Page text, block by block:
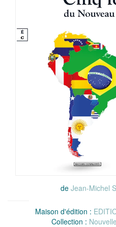
de Jean-Michel
Maison d'édition :
Collection :